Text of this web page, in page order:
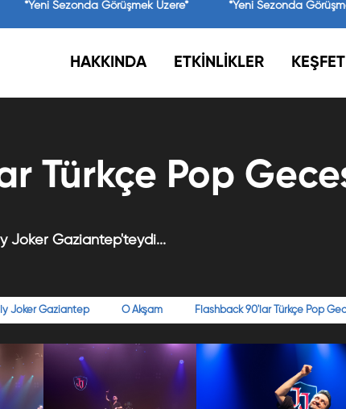
*Yeni Sezonda Görüşmek Üzere* *Yeni Sezonda
HAKKINDA ETKİNLİKLER KEŞFET
Türkçe Pop
Joker Gaziantep'teydi...
Joker Gaziantep O Akşam Flashback 90'lar Türkçe Pop